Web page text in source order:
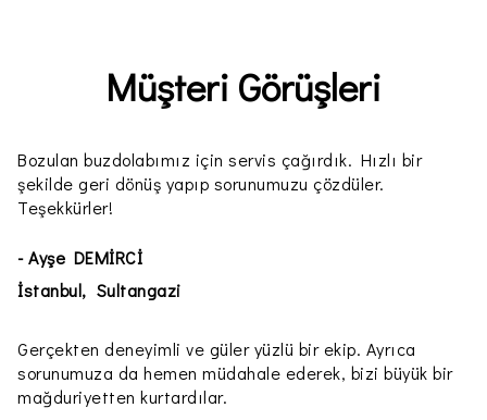
Müşteri Görüşleri
Bozulan buzdolabımız için servis çağırdık. Hızlı bir
şekilde geri dönüş yapıp sorunumuzu çözdüler.
Teşekkürler!
- Ayşe DEMİRCİ
İstanbul, Sultangazi
Gerçekten deneyimli ve güler yüzlü bir ekip. Ayrıca
sorunumuza da hemen müdahale ederek, bizi büyük bir
mağduriyetten kurtardılar.